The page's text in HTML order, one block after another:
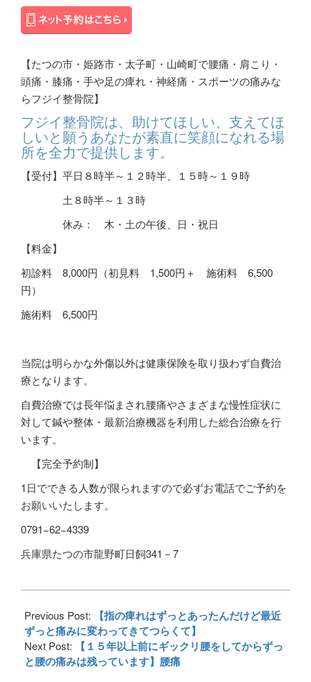
【たつの市・姫路市・太子町・山崎町で腰痛・肩こり・
頭痛・膝痛・手や足の痺れ・神経痛・スポーツの痛みな
らフジイ整骨院】
フジイ整骨院は、助けてほしい、支えてほ
しいと願うあなたが素直に笑顔になれる場
所を全力で提供します。
【受付】平日８時半～１２時半、１５時～１９時
土８時半～１３時
休み： 木・土の午後、日・祝日
【料金】
初診料 8,000円（初見料 1,500円＋ 施術料 6,500
円）
施術料 6,500円
当院は明らかな外傷以外は健康保険を取り扱わず自費治
療となります。
自費治療では長年悩まされ腰痛やさまざまな慢性症状に
対して鍼や整体・最新治療機器を利用した総合治療を行
います。
【完全予約制】
1日でできる人数が限られますので必ずお電話でご予約を
お願いいたします。
0791−62−4339
兵庫県たつの市龍野町日飼341－7
01-
20
Previous Post:
【指の痺れはずっとあったんだけど最近
ずっと痛みに変わってきてつらくて】
Next Post:
【１５年以上前にギックリ腰をしてからずっ
と腰の痛みは残っています】腰痛